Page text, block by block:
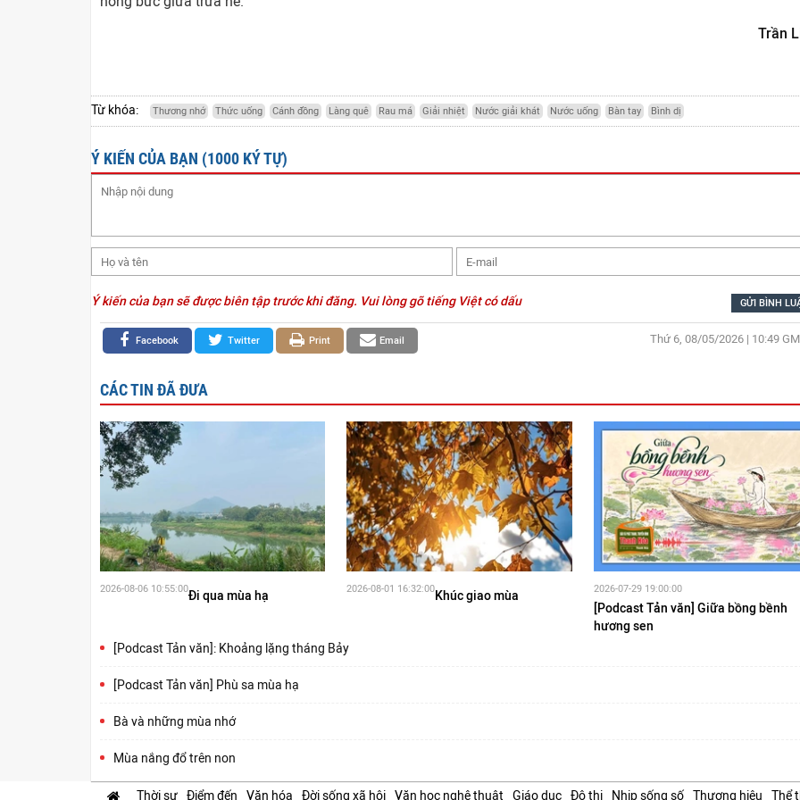
Trần
Từ khóa: Thương nhớ Thức uống Cánh đồng Làng quê Rau má Giải nhiệt Nước giải khát Nước uống Bàn tay Bình dị
Ý KIẾN CỦA BẠN (1000 KÝ TỰ)
Ý kiến của bạn sẽ được biên tập trước khi đăng. Vui lòng gõ tiếng Việt có dấu
Email
Print
Twitter
Facebook Thứ 6, 08/05/2026 | 10:49
CÁC TIN ĐÃ ĐƯA
2026-08-06 10:55:00Đi qua mùa hạ 2026-08-01 16:32:00Khúc giao mùa 2026-07-29 19:00:00
[Podcast Tản văn] Giữa bồng bềnh
hương sen
[Podcast Tản văn]: Khoảng lặng tháng Bảy
[Podcast Tản văn] Phù sa mùa hạ
Bà và những mùa nhớ
Mùa nắng đổ trên non
Thời sự Điểm đến Văn hóa Đời sống xã hội Văn học nghệ thuật Giáo dục Đô thị Nhịp sống số Thương hiệu Thể